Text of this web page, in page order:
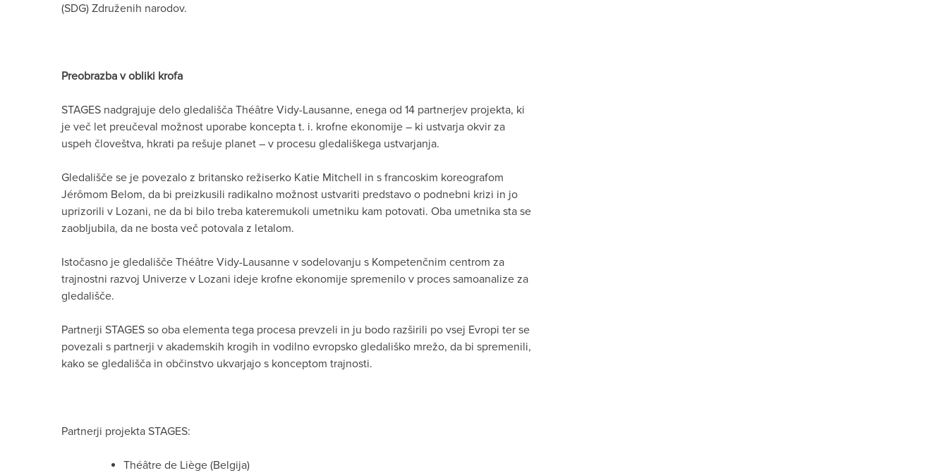
(SDG) Združenih narodov.
Preobrazba v obliki krofa
STAGES nadgrajuje delo gledališča Théâtre Vidy-Lausanne, enega od 14 partnerjev projekta, ki
je več let preučeval možnost uporabe koncepta t. i. krofne ekonomije – ki ustvarja okvir za
uspeh človeštva, hkrati pa rešuje planet – v procesu gledališkega ustvarjanja.
Gledališče se je povezalo z britansko režiserko Katie Mitchell in s francoskim koreografom
Jérômom Belom, da bi preizkusili radikalno možnost ustvariti predstavo o podnebni krizi in jo
uprizorili v Lozani, ne da bi bilo treba kateremukoli umetniku kam potovati. Oba umetnika sta se
zaobljubila, da ne bosta več potovala z letalom.
Istočasno je gledališče Théâtre Vidy-Lausanne v sodelovanju s Kompetenčnim centrom za
trajnostni razvoj Univerze v Lozani ideje krofne ekonomije spremenilo v proces samoanalize za
gledališče.
Partnerji STAGES so oba elementa tega procesa prevzeli in ju bodo razširili po vsej Evropi ter se
povezali s partnerji v akademskih krogih in vodilno evropsko gledališko mrežo, da bi spremenili,
kako se gledališča in občinstvo ukvarjajo s konceptom trajnosti.
Partnerji projekta STAGES:
Théâtre de Liège (Belgija)